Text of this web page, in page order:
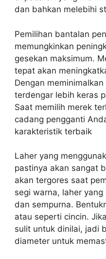
dan bahkan melebihi
Pemilihan bantalan
memungkinkan
gesekan maksimum.
tepat akan
Dengan
terdengar lebih keras
Saat memilih merek
cadang pengganti
karakteristik terbaik
Laher yang
pastinya akan sangat
akan tergores saat
segi warna, laher
dan sempurna.
atau seperti cincin.
sulit untuk dinilai, jadi
diameter untuk